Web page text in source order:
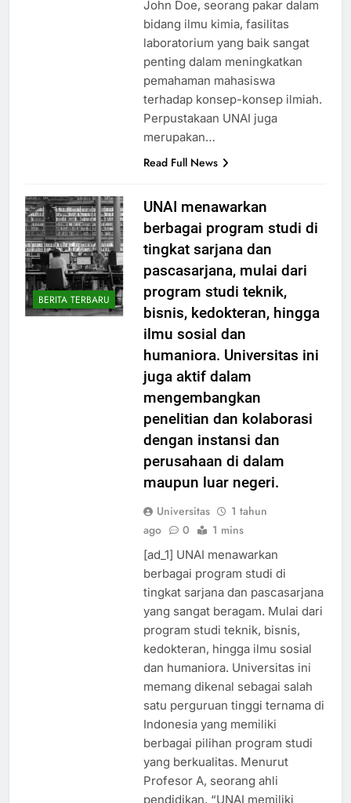
John Doe, seorang pakar dalam
bidang ilmu kimia, fasilitas
laboratorium yang baik sangat
penting dalam meningkatkan
pemahaman mahasiswa
terhadap konsep-konsep ilmiah.
Perpustakaan UNAI juga
BERITA TERBARU
UNAI menawarkan
berbagai program studi di
tingkat sarjana dan
pascasarjana, mulai dari
program studi teknik,
bisnis, kedokteran, hingga
ilmu sosial dan
humaniora. Universitas ini
juga aktif dalam
mengembangkan
penelitian dan kolaborasi
dengan instansi dan
perusahaan di dalam
maupun luar negeri.
Universitas
1 tahun
[ad_1] UNAI menawarkan
berbagai program studi di
tingkat sarjana dan pascasarjana
yang sangat beragam. Mulai dari
program studi teknik, bisnis,
kedokteran, hingga ilmu sosial
dan humaniora. Universitas ini
memang dikenal sebagai salah
satu perguruan tinggi ternama di
Indonesia yang memiliki
berbagai pilihan program studi
yang berkualitas. Menurut
Profesor A, seorang ahli